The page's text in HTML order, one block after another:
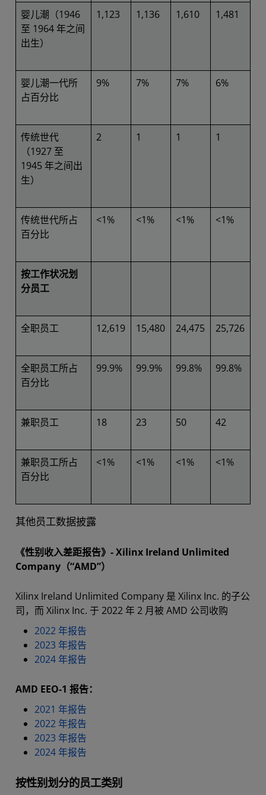
婴儿潮（1946
至 1964 年之间
出生）
1,123 1,136 1,610 1,481
婴儿潮一代所
占百分比
9% 7% 7% 6%
传统世代
（1927 至
1945 年之间出
生）
2 1 1 1
传统世代所占
百分比
<1% <1% <1% <1%
按工作状况划
分员工
全职员工 12,619 15,480 24,475 25,726
全职员工所占
百分比
99.9% 99.9% 99.8% 99.8%
兼职员工 18 23 50 42
兼职员工所占
百分比
<1% <1% <1% <1%
其他员工数据披露
《性别收入差距报告》- Xilinx Ireland Unlimited
Company（“AMD”）
Xilinx Ireland Unlimited Company 是 Xilinx Inc. 的子公
司，而 Xilinx Inc. 于 2022 年 2 月被 AMD 公司收购
2022 年报告
2023 年报告
2024 年报告
AMD EEO-1 报告：
2021 年报告
2022 年报告
2023 年报告
2024 年报告
按性别划分的员工类别